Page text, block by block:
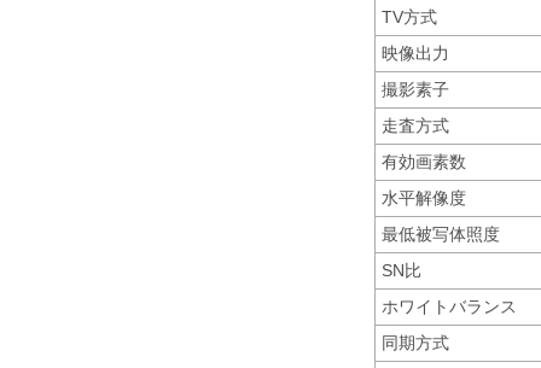
TV方式
映像出力
撮影素子
走査方式
有効画素数
水平解像度
最低被写体照度
SN比
ホワイトバランス
同期方式